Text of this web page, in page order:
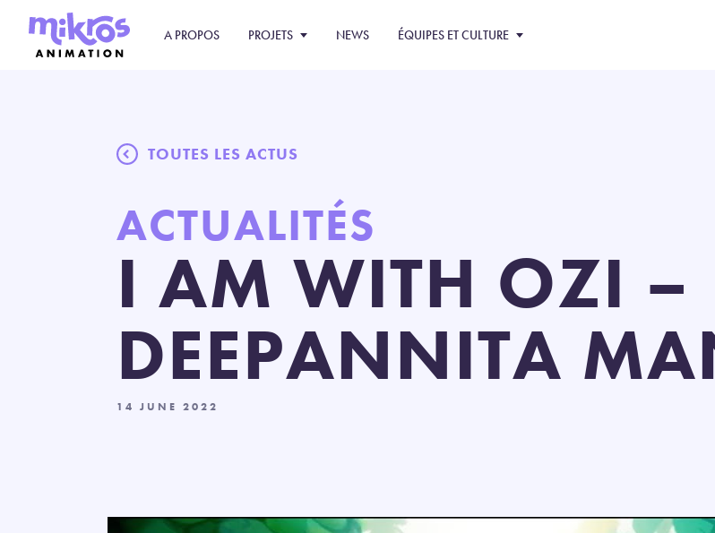
A PROPOS PROJETS NEWS ÉQUIPES ET CULTURE
TOUTES LES ACTUS
ACTUALITÉS
I AM WITH OZI –
DEEPANNITA
14 JUNE 2022